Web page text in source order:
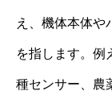
え、機体本体や
を指します。例
種センサー、農